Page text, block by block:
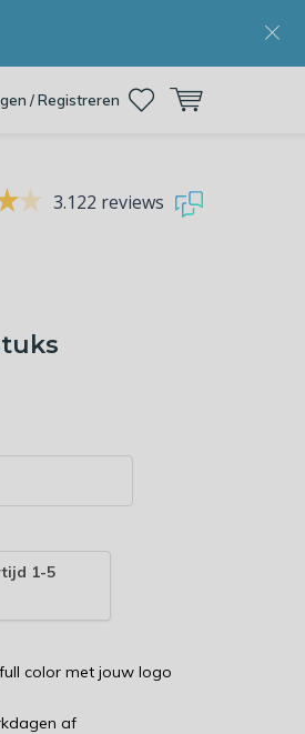
/ Registreren
3.122 reviews
1-5
color met jouw logo
af